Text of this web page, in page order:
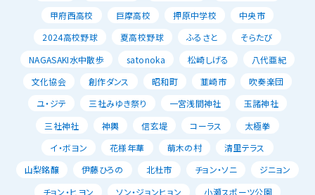
甲府西高校
巨摩高校 押原中学校
中央市
2024高校野球
夏高校野球 ふるさと
そらたび
NAGASAKI水中散歩
satonoka 松崎しげる
八代亜紀
文化協会
創作ダンス 昭和町 韮崎市
吹奏楽団
ユ・ジテ
三社みゆき祭り 一宮浅間神社
玉諸神社
三社神社
神輿 信玄堤 コーラス
太極拳
イ・ボヨン
花様年華 萌木の村
清里テラス
山梨銘醸
伊藤ひろの 北杜市 チョン・ソニ
ジニョン
チョン・ヒヨン
ソン・ジョンヒョン 小瀬スポーツ公園